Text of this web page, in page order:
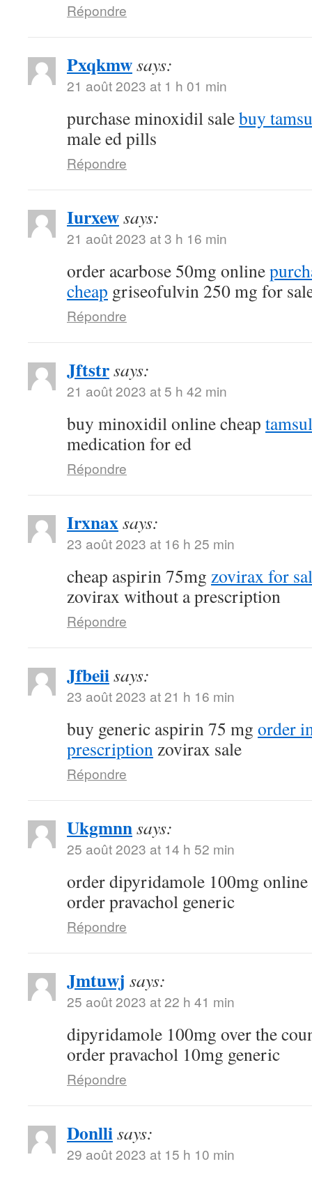
Répondre
Pxqkmwsays:
21 août 2023 at 1 h 01 min
purchase minoxidil salebuy
male ed pills
Répondre
Iurxewsays:
21 août 2023 at 3 h 16 min
order acarbose 50mg online
cheap griseofulvin 250 mg for
Répondre
Jftstrsays:
21 août 2023 at 5 h 42 min
buy minoxidil online cheap
medication for ed
Répondre
Irxnaxsays:
23 août 2023 at 16 h 25 min
cheap aspirin 75mg zovirax for
zovirax without a prescription
Répondre
Jfbeiisays:
23 août 2023 at 21 h 16 min
buy generic aspirin 75 mg order
prescriptionzovirax sale
Répondre
Ukgmnnsays:
25 août 2023 at 14 h 52 min
order dipyridamole 100mg online
order pravachol generic
Répondre
Jmtuwj says:
25 août 2023 at 22 h 41 min
dipyridamole 100mg over the
order pravachol 10mg generic
Répondre
Donllisays:
29 août 2023 at 15 h 10 min